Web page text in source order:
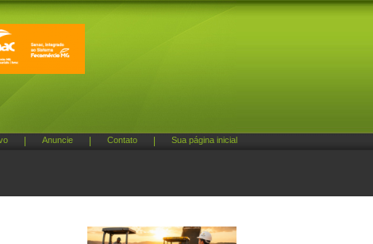
Anuncie Contato Sua página inicial